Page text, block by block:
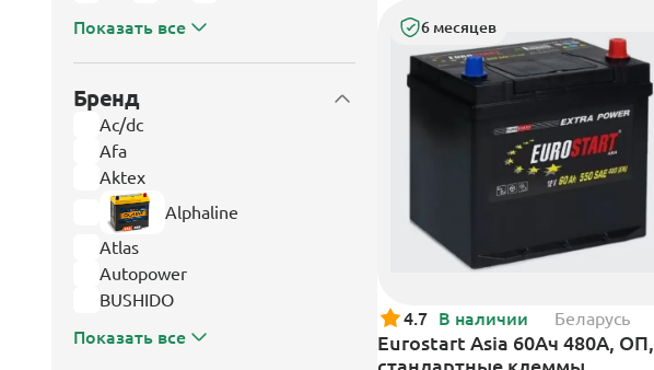
Показать все
Бренд
Ac/dc
Afa
Aktex
Alphaline
Atlas
Autopower
BUSHIDO
Показать все
6 месяцев
4.7 В наличии Беларусь
Eurostart Asia 60Ач 480А, ОП,
стандартные клеммы